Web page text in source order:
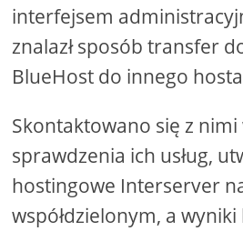
interfejsem
znalazł sposób transfer
BlueHost do innego
Skontaktowano się z nimi
sprawdzenia ich usług,
hostingowe Interserver
współdzielonym, a wyniki